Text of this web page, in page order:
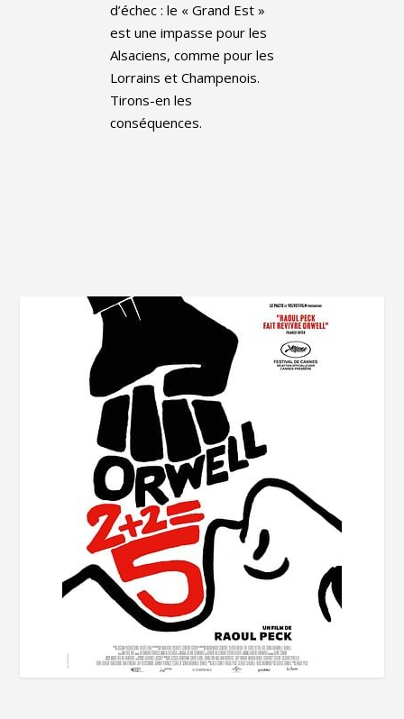
d’échec : le « Grand Est »
est une impasse pour les
Alsaciens, comme pour les
Lorrains et Champenois.
Tirons-en les
conséquences.